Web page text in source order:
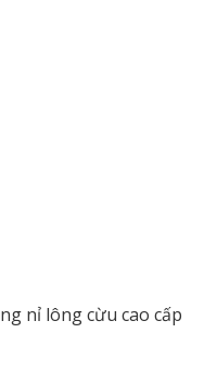
nỉ lông cừu cao cấp